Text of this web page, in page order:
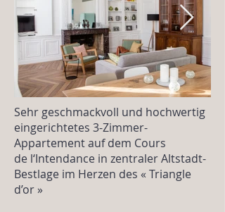
Sehr geschmackvoll und hochwertig
eingerichtetes 3-Zimmer-
Appartement auf dem Cours
de l‘Intendance in zentraler Altstadt-
Bestlage im Herzen des « Triangle
d’or »